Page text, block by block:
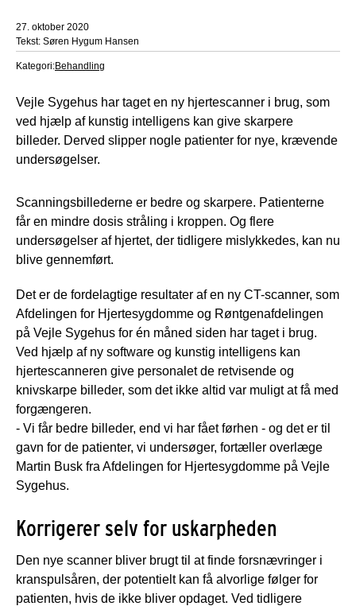
27. oktober 2020
Tekst: Søren Hygum Hansen
Kategori:Behandling
Vejle Sygehus har taget en ny hjertescanner i brug, som
ved hjælp af kunstig intelligens kan give skarpere
billeder. Derved slipper nogle patienter for nye, krævende
undersøgelser.
Scanningsbillederne er bedre og skarpere. Patienterne
får en mindre dosis stråling i kroppen. Og flere
undersøgelser af hjertet, der tidligere mislykkedes, kan nu
blive gennemført.
Det er de fordelagtige resultater af en ny CT-scanner, som
Afdelingen for Hjertesygdomme og Røntgenafdelingen
på Vejle Sygehus for én måned siden har taget i brug.
Ved hjælp af ny software og kunstig intelligens kan
hjertescanneren give personalet de retvisende og
knivskarpe billeder, som det ikke altid var muligt at få med
forgængeren.
- Vi får bedre billeder, end vi har fået førhen - og det er til
gavn for de patienter, vi undersøger, fortæller overlæge
Martin Busk fra Afdelingen for Hjertesygdomme på Vejle
Sygehus.
Korrigerer selv for uskarpheden
Den nye scanner bliver brugt til at finde forsnævringer i
kranspulsåren, der potentielt kan få alvorlige følger for
patienten, hvis de ikke bliver opdaget. Ved tidligere